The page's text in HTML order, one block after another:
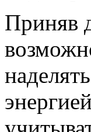
Приняв